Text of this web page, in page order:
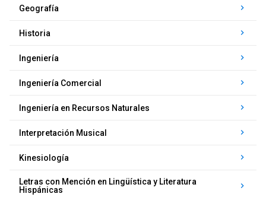
Geografía keyboard_arrow_right
Historia keyboard_arrow_right
Ingeniería keyboard_arrow_right
Ingeniería Comercial keyboard_arrow_right
Ingeniería en Recursos Naturales keyboard_arrow_right
Interpretación Musical keyboard_arrow_right
Kinesiología keyboard_arrow_right
Letras con Mención en Lingüística y Literatura
Hispánicas
keyboard_arrow_right